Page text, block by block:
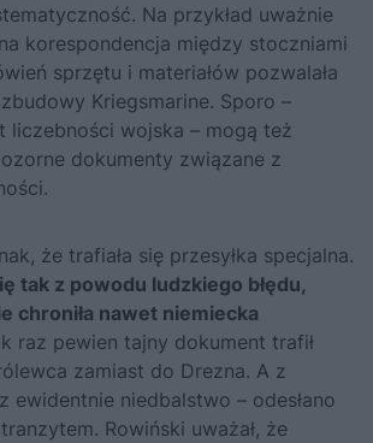
Na przykład uważnie
korespondencja między stoczniami
sprzętu i materiałów pozwalała
Kriegsmarine. Sporo –
liczebności wojska – mogą też
dokumenty związane z
że trafiała się przesyłka specjalna.
tak z powodu ludzkiego błędu,
chroniła nawet niemiecka
raz pewien tajny dokument trafił
zamiast do Drezna. A z
ewidentnie niedbalstwo – odesłano
Rowiński uważał, że